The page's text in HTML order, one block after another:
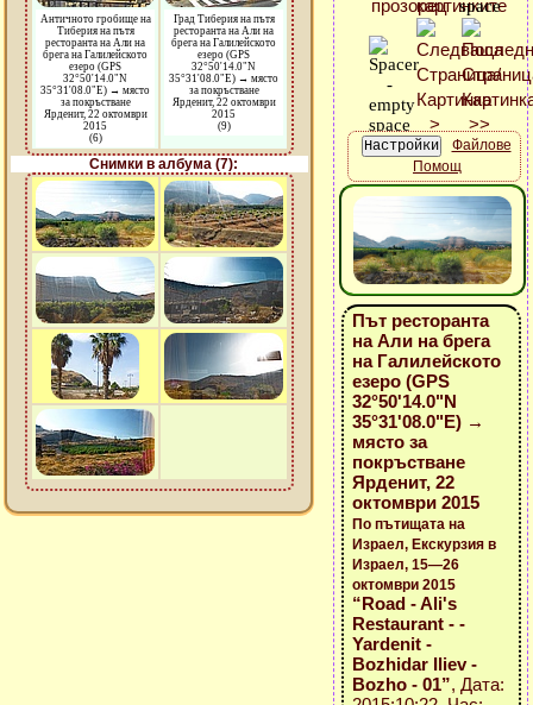
Античното гробище на
Тиберия на пътя
ресторанта на Али на
брега на Галилейското
езеро (GPS
32°50'14.0"N
35°31'08.0"E) → място
за покръстване
Ярденит, 22 октомври
2015
(6)
Град Тиберия на пътя
ресторанта на Али на
брега на Галилейското
езеро (GPS
32°50'14.0"N
35°31'08.0"E) → място
за покръстване
Ярденит, 22 октомври
2015
(9)
Снимки в албума (7):
Файлове
Помощ
Път ресторанта
на Али на брега
на Галилейското
езеро (GPS
32°50'14.0"N
35°31'08.0"E) →
място за
покръстване
Ярденит, 22
октомври 2015
По пътищата на
Израел, Екскурзия в
Израел, 15—26
октомври 2015
“Road - Ali's
Restaurant - -
Yardenit -
Bozhidar Iliev -
Bozho - 01”, Дата: